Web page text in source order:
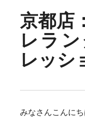
京都店
レラ
レッシ
みなさんこんにち